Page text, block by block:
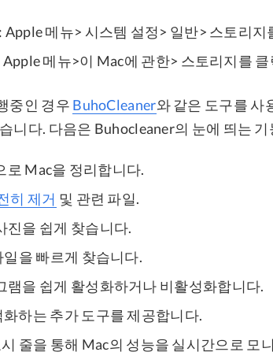
Apple 메뉴> 시스템 설정> 일반> 스토리
메뉴>이 Mac에 관한> 스토리지를
중인 경우 BuhoCleaner와 같은 도구를 사
니다. 다음은 Buhocleaner의 눈에 띄는
로 Mac을 정리합니다.
히 제거 및 관련 파일.
진을 쉽게 찾습니다.
을 빠르게 찾습니다.
램을 쉽게 활성화하거나 비활성화합니다.
하는 추가 도구를 제공합니다.
줄을 통해 Mac의 성능을 실시간으로 모